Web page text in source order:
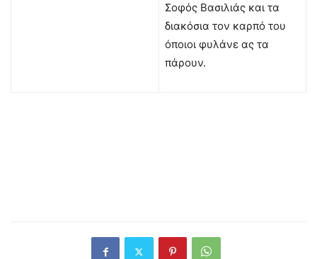
Σοφός Βασιλιάς και τα
διακόσια τον καρπό του
όποιοι φυλάνε ας τα
πάρουν.